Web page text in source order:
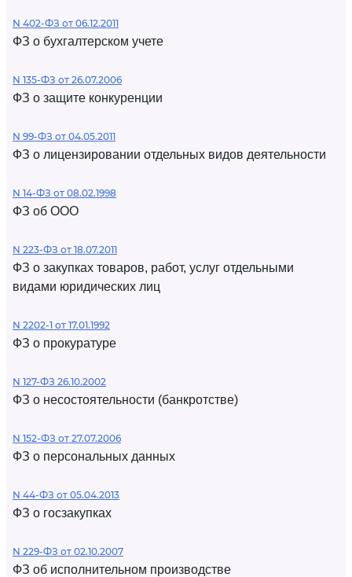
N 402-ФЗ от 06.12.2011
ФЗ о бухгалтерском учете
N 135-ФЗ от 26.07.2006
ФЗ о защите конкуренции
N 99-ФЗ от 04.05.2011
ФЗ о лицензировании отдельных видов деятельности
N 14-ФЗ от 08.02.1998
ФЗ об ООО
N 223-ФЗ от 18.07.2011
ФЗ о закупках товаров, работ, услуг отдельными
видами юридических лиц
N 2202-1 от 17.01.1992
ФЗ о прокуратуре
N 127-ФЗ 26.10.2002
ФЗ о несостоятельности (банкротстве)
N 152-ФЗ от 27.07.2006
ФЗ о персональных данных
N 44-ФЗ от 05.04.2013
ФЗ о госзакупках
N 229-ФЗ от 02.10.2007
ФЗ об исполнительном производстве